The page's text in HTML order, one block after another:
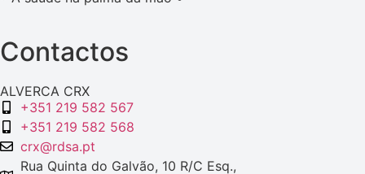
Contactos
ALVERCA CRX
+351 219 582 567
+351 219 582 568
crx@rdsa.pt
Rua Quinta do Galvão, 10 R/C Esq.,